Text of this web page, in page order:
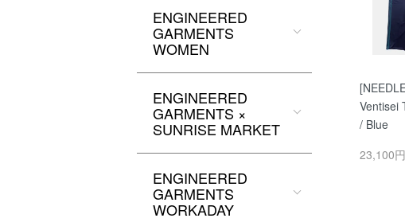
Ventisei
/ Blue
23,100
ENGINEERED
GARMENTS
WOMEN
ENGINEERED
GARMENTS ×
SUNRISE MARKET
ENGINEERED
GARMENTS
WORKADAY